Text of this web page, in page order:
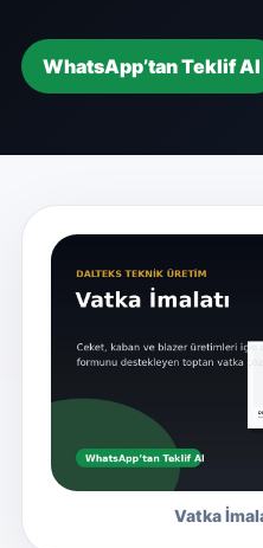
WhatsApp’tan Teklif Al
Vatka